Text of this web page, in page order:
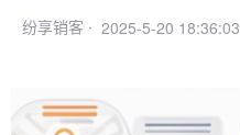
纷享销客 · 2025-5-20 18:36:03